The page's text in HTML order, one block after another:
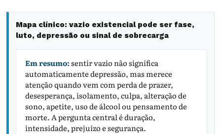
Mapa clínico: vazio existencial pode ser fase,
luto, depressão ou sinal de sobrecarga
Em resumo:sentir vazio não significa
automaticamente depressão, mas merece
atenção quando vem com perda de prazer,
desesperança, isolamento, culpa, alteração de
sono, apetite, uso de álcool ou pensamento de
morte. A pergunta central é duração,
intensidade, prejuízo e segurança.